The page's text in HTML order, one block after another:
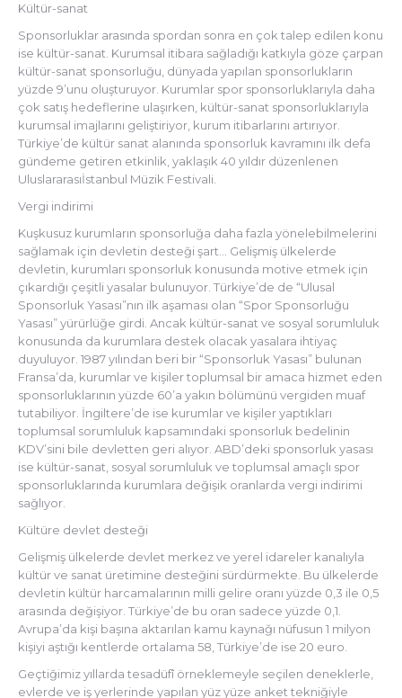
Kültür-sanat
Sponsorluklar arasında spordan sonra en çok talep edilen konu
ise kültür-sanat. Kurumsal itibara sağladığı katkıyla göze çarpan
kültür-sanat sponsorluğu, dünyada yapılan sponsorlukların
yüzde 9’unu oluşturuyor. Kurumlar spor sponsorluklarıyla daha
çok satış hedeflerine ulaşırken, kültür-sanat sponsorluklarıyla
kurumsal imajlarını geliştiriyor, kurum itibarlarını artırıyor.
Türkiye’de kültür sanat alanında sponsorluk kavramını ilk defa
gündeme getiren etkinlik, yaklaşık 40 yıldır düzenlenen
Uluslararasıİstanbul Müzik Festivali.
Vergi indirimi
Kuşkusuz kurumların sponsorluğa daha fazla yönelebilmelerini
sağlamak için devletin desteği şart… Gelişmiş ülkelerde
devletin, kurumları sponsorluk konusunda motive etmek için
çıkardığı çeşitli yasalar bulunuyor. Türkiye’de de “Ulusal
Sponsorluk Yasası”nın ilk aşaması olan “Spor Sponsorluğu
Yasası” yürürlüğe girdi. Ancak kültür-sanat ve sosyal sorumluluk
konusunda da kurumlara destek olacak yasalara ihtiyaç
duyuluyor. 1987 yılından beri bir “Sponsorluk Yasası” bulunan
Fransa’da, kurumlar ve kişiler toplumsal bir amaca hizmet eden
sponsorluklarının yüzde 60’a yakın bölümünü vergiden muaf
tutabiliyor. İngiltere’de ise kurumlar ve kişiler yaptıkları
toplumsal sorumluluk kapsamındaki sponsorluk bedelinin
KDV’sini bile devletten geri alıyor. ABD’deki sponsorluk yasası
ise kültür-sanat, sosyal sorumluluk ve toplumsal amaçlı spor
sponsorluklarında kurumlara değişik oranlarda vergi indirimi
sağlıyor.
Kültüre devlet desteği
Gelişmiş ülkelerde devlet merkez ve yerel idareler kanalıyla
kültür ve sanat üretimine desteğini sürdürmekte. Bu ülkelerde
devletin kültür harcamalarının milli gelire oranı yüzde 0,3 ile 0,5
arasında değişiyor. Türkiye’de bu oran sadece yüzde 0,1.
Avrupa’da kişi başına aktarılan kamu kaynağı nüfusun 1 milyon
kişiyi aştığı kentlerde ortalama 58, Türkiye’de ise 20 euro.
Geçtiğimiz yıllarda tesadüfî örneklemeyle seçilen deneklerle,
evlerde ve iş yerlerinde yapılan yüz yüze anket tekniğiyle